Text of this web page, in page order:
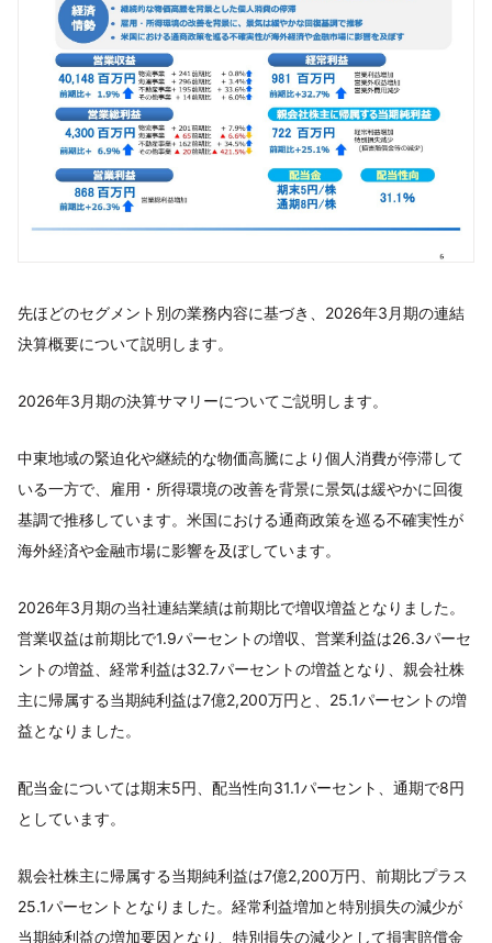
先ほどのセグメント別の業務内容に基づき、2026年3月期の連結
決算概要について説明します。
2026年3月期の決算サマリーについてご説明します。
中東地域の緊迫化や継続的な物価高騰により個人消費が停滞して
いる一方で、雇用・所得環境の改善を背景に景気は緩やかに回復
基調で推移しています。米国における通商政策を巡る不確実性が
海外経済や金融市場に影響を及ぼしています。
2026年3月期の当社連結業績は前期比で増収増益となりました。
営業収益は前期比で1.9パーセントの増収、営業利益は26.3パーセ
ントの増益、経常利益は32.7パーセントの増益となり、親会社株
主に帰属する当期純利益は7億2,200万円と、25.1パーセントの増
益となりました。
配当金については期末5円、配当性向31.1パーセント、通期で8円
としています。
親会社株主に帰属する当期純利益は7億2,200万円、前期比プラス
25.1パーセントとなりました。経常利益増加と特別損失の減少が
当期純利益の増加要因となり、特別損失の減少として損害賠償金